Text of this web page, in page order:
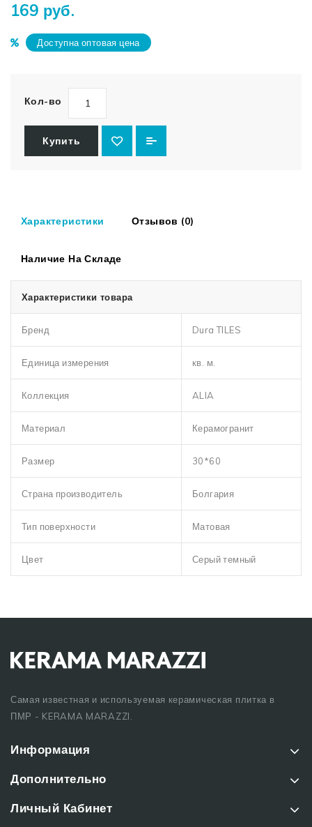
169 руб.
Доступна оптовая цена
Кол-во
Купить
Характеристики Отзывов (0)
Наличие На Складе
Характеристики товара
Бренд Dura TILES
Единица измерения кв. м.
Коллекция ALIA
Материал Керамогранит
Размер 30*60
Страна производитель Болгария
Тип поверхности Матовая
Цвет Серый темный
Самая известная и используемая керамическая плитка в
ПМР - KERAMA MARAZZI.
Информация
Дополнительно
Личный Кабинет